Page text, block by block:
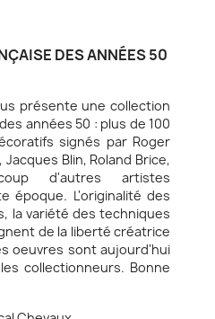
DES ANNÉES 50
présente une collection
années 50 : plus de 100
signés par Roger
Blin, Roland Brice,
d'autres artistes
époque. L'originalité des
la variété des techniques
de la liberté créatrice
oeuvres sont aujourd'hui
collectionneurs. Bonne